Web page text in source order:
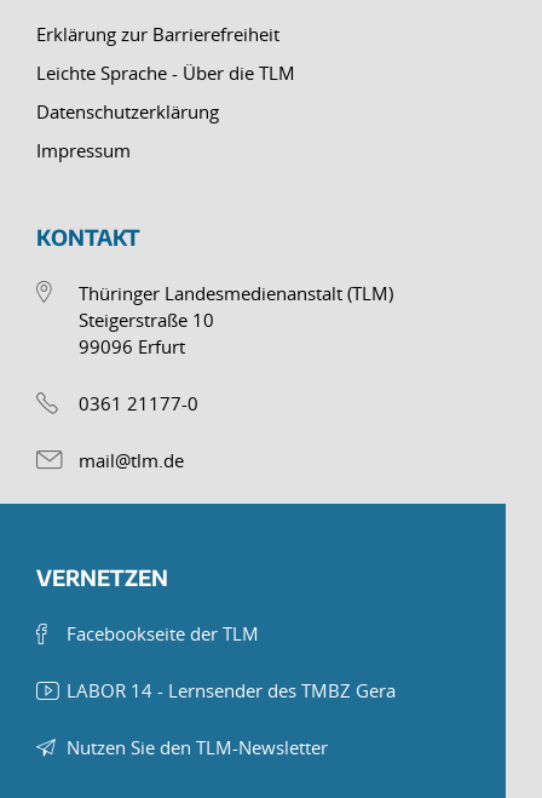
Erklärung zur Barrierefreiheit
Leichte Sprache - Über die TLM
Datenschutzerklärung
Impressum
KONTAKT
Thüringer Landesmedienanstalt (TLM)
Steigerstraße 10
99096 Erfurt
0361 21177-0
mail@tlm.de
VERNETZEN
Facebookseite der TLM
LABOR 14 - Lernsender des TMBZ Gera
Nutzen Sie den TLM-Newsletter